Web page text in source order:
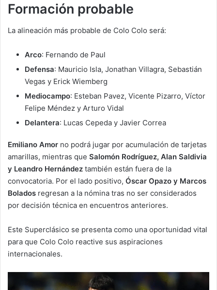
Formación probable
La alineación más probable de Colo Colo será:
Arco: Fernando de Paul
Defensa: Mauricio Isla, Jonathan Villagra, Sebastián
Vegas y Erick Wiemberg
Mediocampo: Esteban Pavez, Vicente Pizarro, Víctor
Felipe Méndez y Arturo Vidal
Delantera: Lucas Cepeda y Javier Correa
Emiliano Amor no podrá jugar por acumulación de tarjetas
amarillas, mientras que Salomón Rodríguez, Alan Saldivia
y Leandro Hernández también están fuera de la
convocatoria. Por el lado positivo, Óscar Opazo y Marcos
Bolados regresan a la nómina tras no ser considerados
por decisión técnica en encuentros anteriores.
Este Superclásico se presenta como una oportunidad vital
para que Colo Colo reactive sus aspiraciones
internacionales.